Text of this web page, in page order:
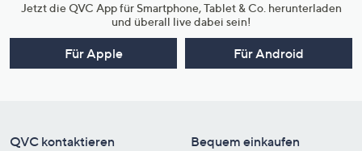
Jetzt die QVC App für Smartphone, Tablet & Co. herunterladen
und überall live dabei sein!
Für Apple Für Android
QVC kontaktieren Bequem einkaufen